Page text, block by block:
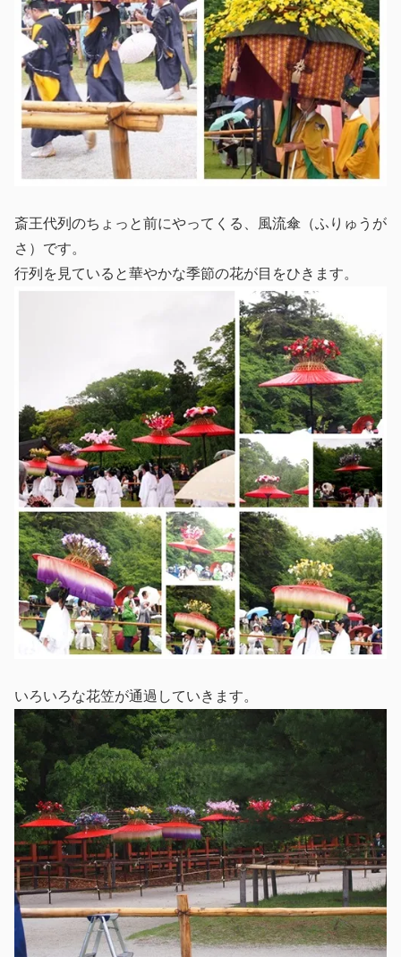
斎王代列のちょっと前にやってくる、風流傘（ふりゅうが
さ）です。
行列を見ていると華やかな季節の花が目をひきます。
いろいろな花笠が通過していきます。